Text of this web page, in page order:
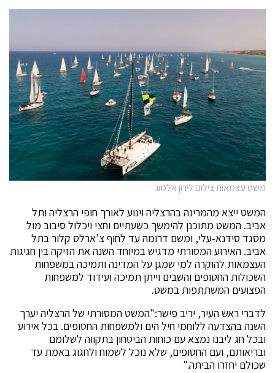
משט עצמאות צילום לירון אלמוג
המשט ייצא מהמרינה בהרצליה וינוע לאורך חופי הרצליה ותל
אביב. המשט מתוכנן להימשך כשעתיים וחצי ויכלול סיבוב מול
מסגד סידנא-עלי, ומשם דרומה עד לחוף צ'ארלס קלור בתל
אביב. האירוע המסורתי מדגיש במיוחד השנה את הזיקה בין חגיגות
העצמאות להוקרה למי שמגן על המדינה ותמיכה במשפחות
השכולות החטופים והשבים וייתן תמיכה ועידוד למשפחות
הפצועים המשתתפות במשט.
לדברי ראש העיר, יריב פישר:"המשט המסורתי של הרצליה יערך
השנה בהצדעה ללוחמי חיל הים ולמשפחות החטופים. בכל אירוע
ובכל חג ליבנו נמצא עם כוחות הביטחון בתקווה לשלומם
ובריאותם, ועם החטופים, שלא נוכל לשמוח ולחגוג באמת עד
שכולם יחזרו הביתה."